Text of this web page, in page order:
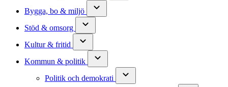
Bygga, bo & miljö
Stöd & omsorg
Kultur & fritid
Kommun & politik
Politik och demokrati